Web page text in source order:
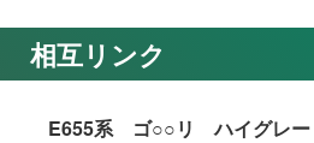
相互リンク
E655系 ゴ○○リ ハイグレー